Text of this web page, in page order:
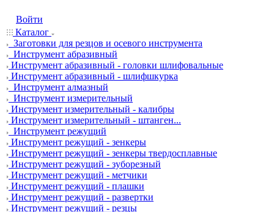
Войти
Каталог
Заготовки для резцов и осевого инструмента
Инструмент абразивный
Инструмент абразивный - головки шлифовальные
Инструмент абразивный - шлифшкурка
Инструмент алмазный
Инструмент измерительный
Инструмент измерительный - калибры
Инструмент измерительный - штанген...
Инструмент режущий
Инструмент режущий - зенкеры
Инструмент режущий - зенкеры твердосплавные
Инструмент режущий - зуборезный
Инструмент режущий - метчики
Инструмент режущий - плашки
Инструмент режущий - развертки
Инструмент режущий - резцы